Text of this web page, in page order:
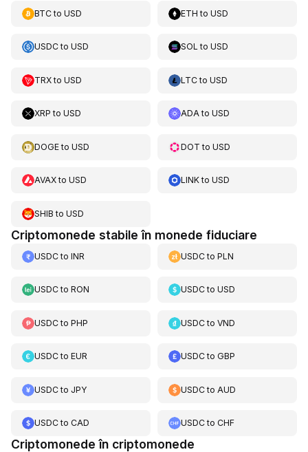
BTCto USD ETH toUSD
USDCto USD SOL toUSD
TRXto USD LTCtoUSD
XRP to USD ADAtoUSD
DOGEto USD DOT toUSD
AVAXto USD LINKtoUSD
SHIB to USD
Criptomonede stabile în monede fiduciare
USDCto INR USDCtoPLN
USDCto RON USDCtoUSD
USDCto PHP USDCtoVND
USDCto EUR USDCtoGBP
USDCto JPY USDCto AUD
USDCto CAD USDCtoCHF
Criptomonede în criptomonede